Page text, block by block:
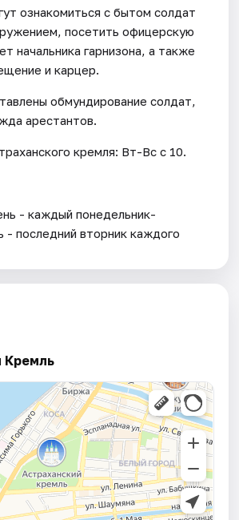
ознакомиться с бытом солдат
посетить офицерскую
начальника гарнизона, а также
и карцер.
обмундирование солдат,
арестантов.
кремля: Вт-Вс с 10.
- каждый понедельник-
- последний вторник каждого
Кремль